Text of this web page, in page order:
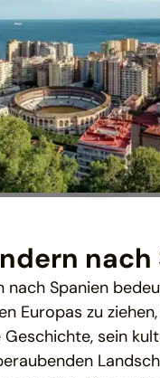
nach
nach Spanien
Europas zu
sein